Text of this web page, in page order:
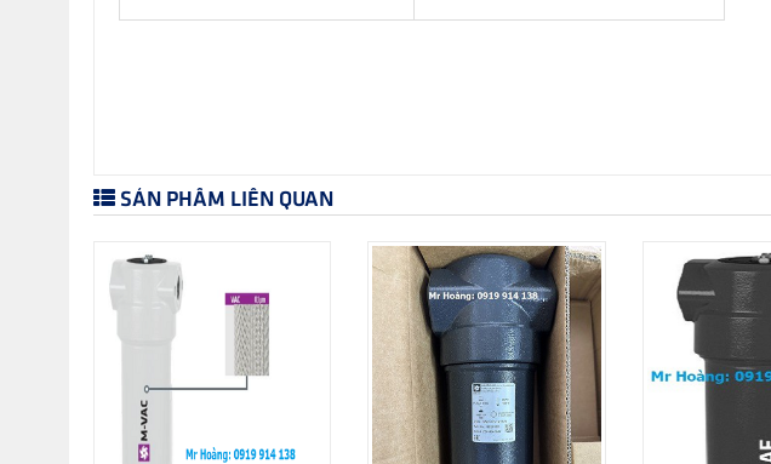
SẢN PHẨM LIÊN QUAN